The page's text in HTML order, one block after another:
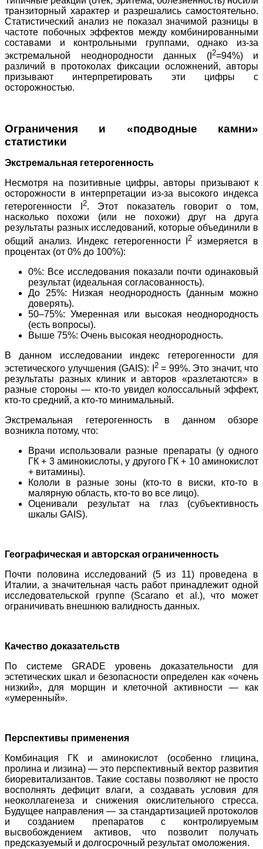
транзиторный характер и разрешались самостоятельно.
Статистический анализ не показал значимой разницы в
частоте побочных эффектов между комбинированными
составами и контрольными группами, однако из-за
экстремальной неоднородности данных (I 2=94%) и
различий в протоколах фиксации осложнений, авторы
призывают интерпретировать эти цифры с
осторожностью.
Ограничения и «подводные камни»
статистики
Экстремальная гетерогенность
Несмотря на позитивные цифры, авторы призывают к
осторожности в интерпретации из-за высокого индекса
гетерогенности I 2. Этот показатель говорит о том,
насколько похожи (или не похожи) друг на друга
результаты разных исследований, которые объединили в
общий анализ. Индекс гетерогенности I2 измеряется в
процентах (от 0% до 100%):
0%: Все исследования показали почти одинаковый
результат (идеальная согласованность).
До 25%: Низкая неоднородность (данным можно
доверять).
50–75%: Умеренная или высокая неоднородность
(есть вопросы).
Выше 75%: Очень высокая неоднородность.
В данном исследовании индекс гетерогенности для
эстетического улучшения (GAIS): I
2= 99%. Это значит, что
результаты разных клиник и авторов «разлетаются» в
разные стороны — кто-то увидел колоссальный эффект,
кто-то средний, а кто-то минимальный.
Экстремальная гетерогенность в данном обзоре
возникла потому, что:
Врачи использовали разные препараты (у одного
ГК + 3 аминокислоты, у другого ГК + 10 аминокислот
+ витамины).
Кололи в разные зоны (кто-то в виски, кто-то в
малярную область, кто-то во все лицо).
Оценивали результат на глаз (субъективность
шкалы GAIS).
Географическая и авторская ограниченность
Почти половина исследований (5 из 11) проведена в
Италии, а значительная часть работ принадлежит одной
исследовательской группе (Scarano et al.), что может
ограничивать внешнюю валидность данных.
Качество доказательств
По системе GRADE уровень доказательности для
эстетических шкал и безопасности определен как «очень
низкий», для морщин и клеточной активности — как
«умеренный».
Перспективы применения
Комбинация ГК и аминокислот (особенно глицина,
пролина и лизина) — это перспективный вектор развития
биоревитализантов. Такие составы позволяют не просто
восполнять дефицит влаги, а создавать условия для
неоколлагенеза и снижения окислительного стресса.
Будущее направления — за стандартизацией протоколов
и созданием препаратов с контролируемым
высвобождением активов, что позволит получать
предсказуемый и долгосрочный результат омоложения.